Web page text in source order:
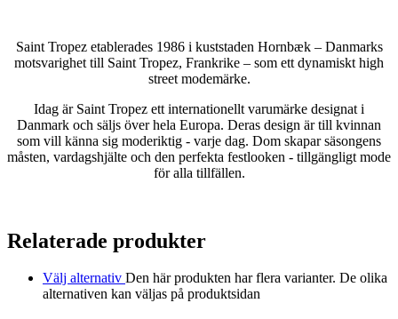
Saint Tropez etablerades 1986 i kuststaden Hornbæk – Danmarks
motsvarighet till Saint Tropez, Frankrike – som ett dynamiskt high
street modemärke.
Idag är Saint Tropez ett internationellt varumärke designat i
Danmark och säljs över hela Europa. Deras design är till kvinnan
som vill känna sig moderiktig - varje dag. Dom skapar säsongens
måsten, vardagshjälte och den perfekta festlooken - tillgängligt mode
för alla tillfällen.
Relaterade produkter
Välj alternativ Den här produkten har flera varianter. De olika
alternativen kan väljas på produktsidan